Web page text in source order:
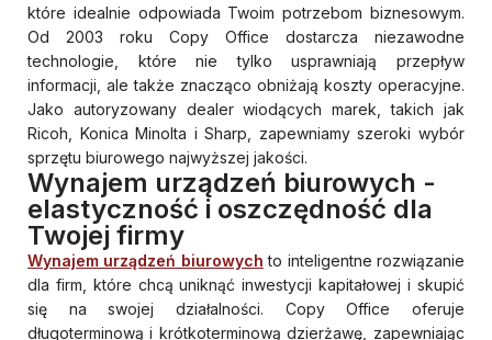
które idealnie odpowiada Twoim potrzebom biznesowym.
Od 2003 roku Copy Office dostarcza niezawodne
technologie, które nie tylko usprawniają przepływ
informacji, ale także znacząco obniżają koszty operacyjne.
Jako autoryzowany dealer wiodących marek, takich jak
Ricoh, Konica Minolta i Sharp, zapewniamy szeroki wybór
sprzętu biurowego najwyższej jakości.
Wynajem urządzeń biurowych -
elastyczność i oszczędność dla
Twojej firmy
Wynajem urządzeń biurowych to inteligentne rozwiązanie
dla firm, które chcą uniknąć inwestycji kapitałowej i skupić
się na swojej działalności. Copy Office oferuje
długoterminową i krótkoterminową dzierżawę, zapewniając